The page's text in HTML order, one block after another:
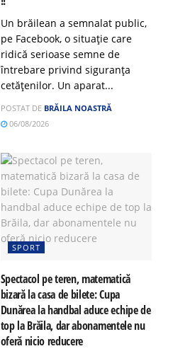
Un brăilean a semnalat public,
pe Facebook, o situație care
ridică serioase semne de
întrebare privind siguranța
cetățenilor. Un aparat...
POSTAT DE BRĂILA NOASTRĂ
06/08/2026
SPORT
Spectacol pe teren, matematică
bizară la casa de bilete: Cupa
Dunărea la handbal aduce echipe de
top la Brăila, dar abonamentele nu
oferă nicio reducere